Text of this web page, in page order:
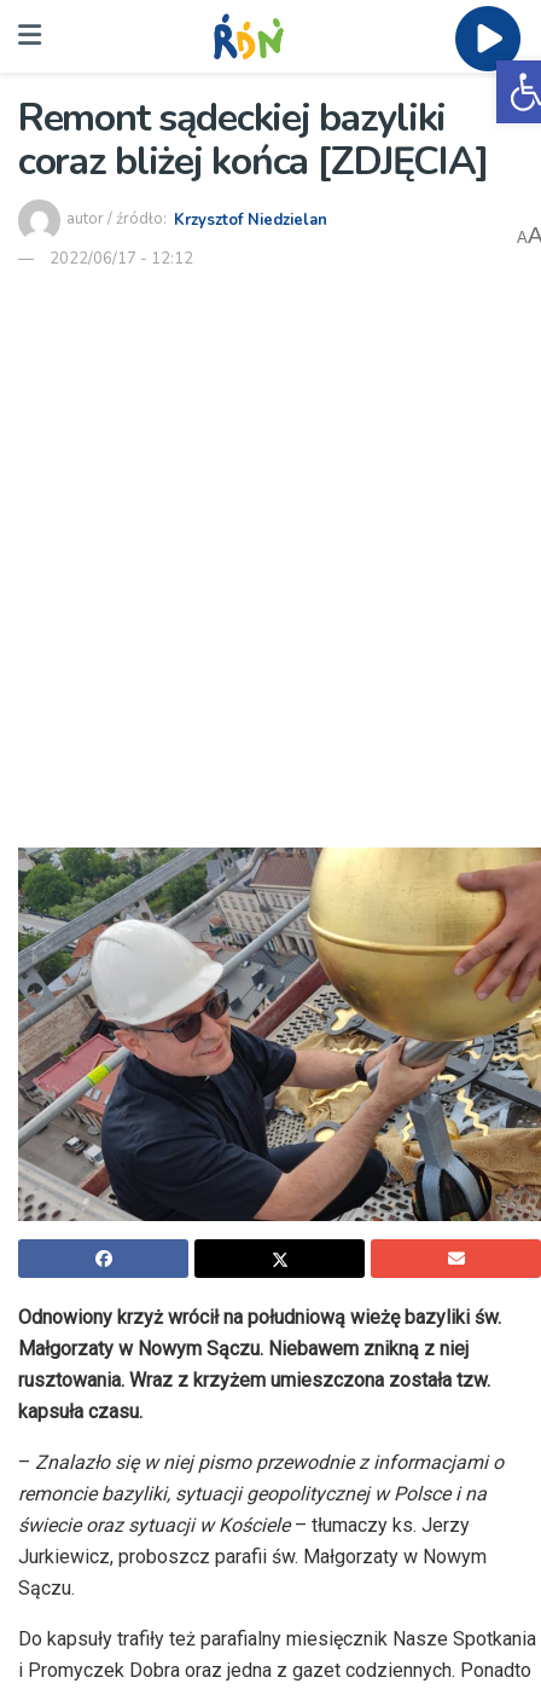
Remont sądeckiej bazyliki
coraz bliżej końca [ZDJĘCIA]
autor / źródło: Krzysztof Niedzielan
2022/06/17 - 12:12
A
Odnowiony krzyż wrócił na południową wieżę bazyliki św.
Małgorzaty w Nowym Sączu. Niebawem znikną z niej
rusztowania. Wraz z krzyżem umieszczona została tzw.
kapsuła czasu.
– Znalazło się w niej pismo przewodnie z informacjami o
remoncie bazyliki, sytuacji geopolitycznej w Polsce i na
świecie oraz sytuacji w Kościele– tłumaczy ks. Jerzy
Jurkiewicz, proboszcz parafii św. Małgorzaty w Nowym
Sączu.
Do kapsuły trafiły też parafialny miesięcznik Nasze Spotkania
i Promyczek Dobra oraz jedna z gazet codziennych. Ponadto